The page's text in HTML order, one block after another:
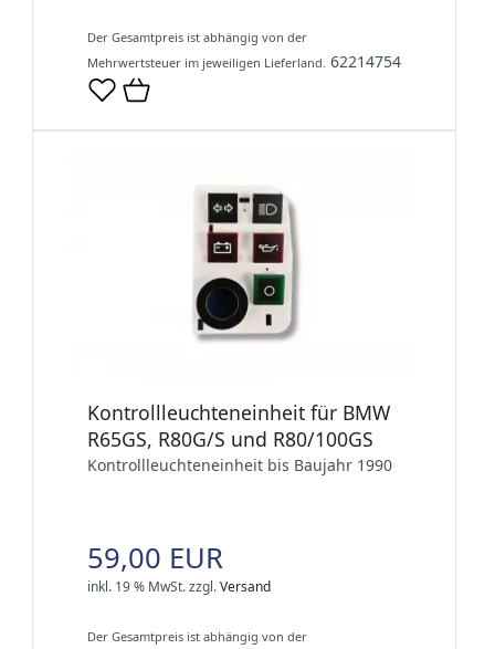
Der Gesamtpreis ist abhängig von der
Mehrwertsteuer im jeweiligen Lieferland. 62214754
Kontrollleuchteneinheit für BMW
R65GS, R80G/S und R80/100GS
Kontrollleuchteneinheit bis Baujahr 1990
59,00 EUR
inkl. 19 % MwSt.zzgl.Versand
Der Gesamtpreis ist abhängig von der